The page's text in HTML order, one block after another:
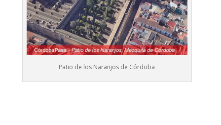
Patio de los Naranjos de Córdoba